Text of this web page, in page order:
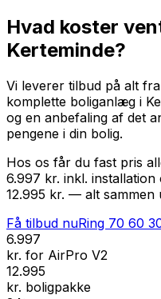
Hvad koster
Kerteminde?
Vi leverer tilbud på alt
komplette boliganlæg i
og en anbefaling af det
pengene i din bolig.
Hos os får du fast pris
6.997 kr. inkl.
12.995 kr. — alt sammen
Få tilbud nuRing 70 60
6.997
kr. for AirPro V2
12.995
kr. boligpakke